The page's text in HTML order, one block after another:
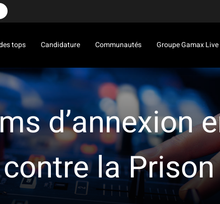
tops Candidature Communautés Groupe Gamax Live
d’annexion
la